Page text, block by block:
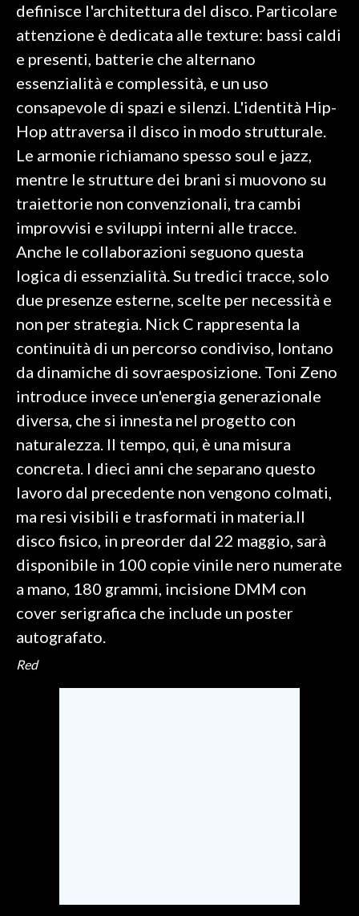
3 MINUTI CON
INFO AZIENDE
ABBONATI
ANNUNCI
STORE
definisce l'architettura del disco. Particolare
attenzione è dedicata alle texture: bassi caldi
e presenti, batterie che alternano
essenzialità e complessità, e un uso
consapevole di spazi e silenzi. L'identità Hip-
Hop attraversa il disco in modo strutturale.
Le armonie richiamano spesso soul e jazz,
mentre le strutture dei brani si muovono su
traiettorie non convenzionali, tra cambi
improvvisi e sviluppi interni alle tracce.
Anche le collaborazioni seguono questa
logica di essenzialità. Su tredici tracce, solo
due presenze esterne, scelte per necessità e
non per strategia. Nick C rappresenta la
continuità di un percorso condiviso, lontano
da dinamiche di sovraesposizione. Toni Zeno
introduce invece un'energia generazionale
diversa, che si innesta nel progetto con
naturalezza. Il tempo, qui, è una misura
concreta. I dieci anni che separano questo
lavoro dal precedente non vengono colmati,
ma resi visibili e trasformati in materia.Il
disco fisico, in preorder dal 22 maggio, sarà
disponibile in 100 copie vinile nero numerate
a mano, 180 grammi, incisione DMM con
cover serigrafica che include un poster
autografato.
Red